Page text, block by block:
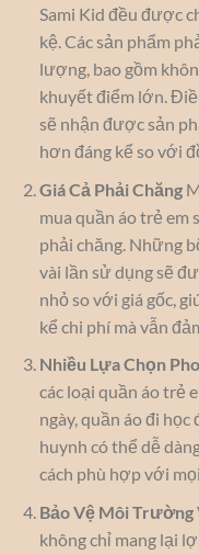
Sami Kid đều được
kệ. Các sản phẩm
lượng, bao gồm
khuyết điểm lớn.
sẽ nhận được sản
hơn đáng kể so với
Giá Cả Phải Chăng
mua quần áo trẻ em
phải chăng. Những
vài lần sử dụng sẽ
nhỏ so với giá gốc,
kể chi phí mà vẫn
Nhiều Lựa Chọn
các loại quần áo trẻ
ngày, quần áo đi
huynh có thể dễ
cách phù hợp với
Bảo Vệ Môi Trường
không chỉ mang lại